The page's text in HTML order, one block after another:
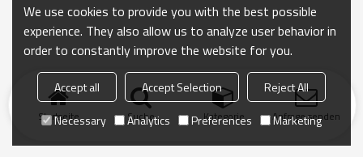
Startseite Suche Kategorie Anfrage senden
We use cookies to provide you with the best possible
experience. They also allow us to analyze user behavior in
order to constantly improve the website for you.
Accept all Accept Selection
Reject All
Necessary
Analytics Preferences Marketing